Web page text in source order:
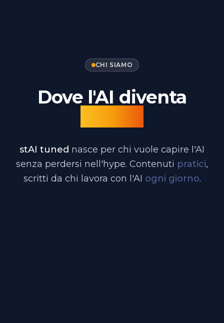
CHI SIAMO
Dove l'AI diventa
stAI tuned nasce per chi vuole capire l'AI
senza perdersi nell'hype. Contenuti pratici,
scritti da chi lavora con l'AI ogni giorno.